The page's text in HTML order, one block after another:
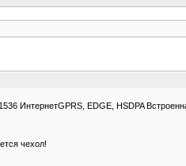
ИнтернетGPRS, EDGE, HSDPA
чехол!